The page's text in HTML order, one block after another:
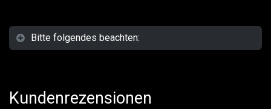
Bitte folgendes beachten:
Kundenrezensionen